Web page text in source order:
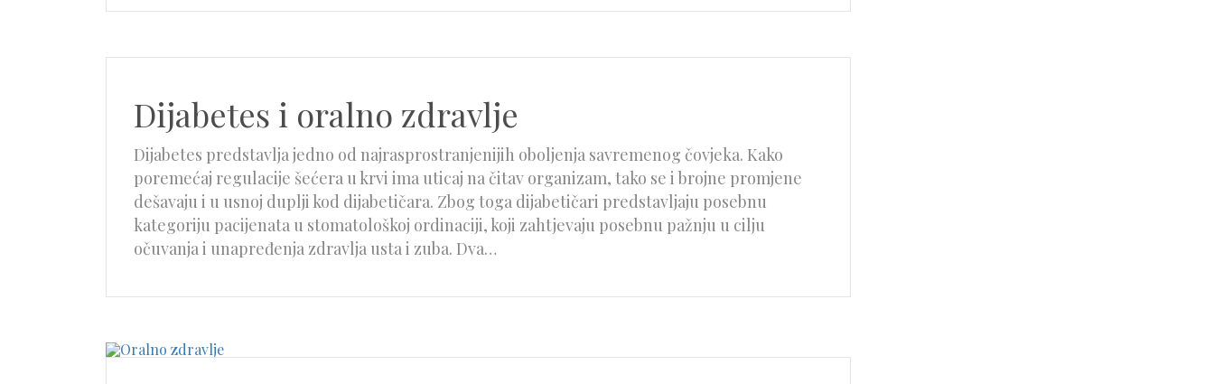
Dijabetes i oralno zdravlje
Dijabetes predstavlja jedno od najrasprostranjenijih oboljenja savremenog čovjeka. Kako
poremećaj regulacije šećera u krvi ima uticaj na čitav organizam, tako se i brojne promjene
dešavaju i u usnoj duplji kod dijabetičara. Zbog toga dijabetičari predstavljaju posebnu
kategoriju pacijenata u stomatološkoj ordinaciji, koji zahtjevaju posebnu pažnju u cilju
očuvanja i unapređenja zdravlja usta i zuba. Dva…